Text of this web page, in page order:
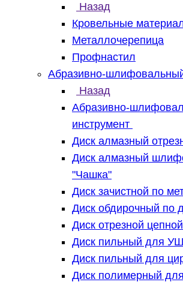
Назад
Кровельные
Металлочерепица
Профнастил
Абразивно-
Назад
Абразивно-
инструмент
Диск алмазный
Диск алмазный
"Чашка"
Диск зачистной по
Диск обдирочный по
Диск отрезной
Диск пильный для
Диск пильный для
Диск полимерный